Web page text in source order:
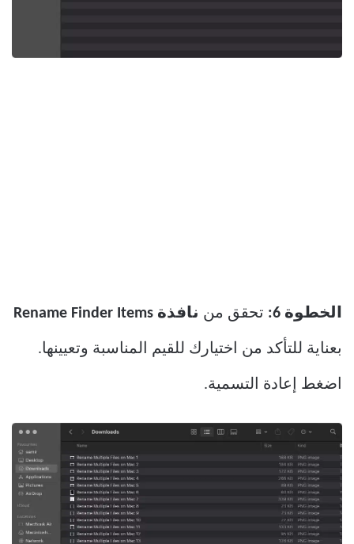
الخطوة 6: تحقق من نافذة Rename Finder Items
بعناية للتأكد من اختيارك للقيم المناسبة وتعيينها.
اضغط إعادة التسمية.